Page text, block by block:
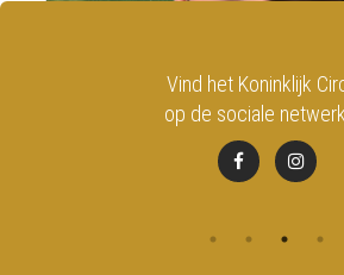
NACIM HADDAD
AYTA WORLD TOUR
26.04.2026
Blijf op de hoogte door u inte schrijven